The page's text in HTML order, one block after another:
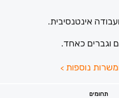
אינטנסיבית.
וגברים כאחד.
נוספות >
תחומים